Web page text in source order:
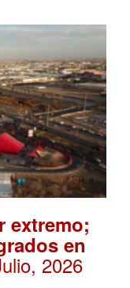
extremo;
en
2026